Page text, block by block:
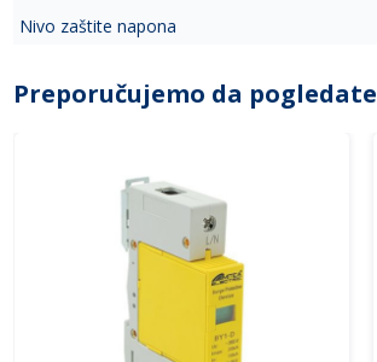
Nivo zaštite napona
Preporučujemo da pogledate